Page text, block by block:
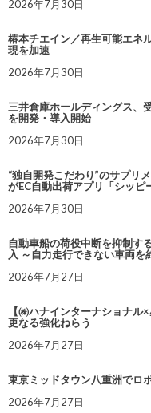
2026年7月30日
椿本チエイン／再生可能エネ
現を加速
2026年7月30日
三井倉庫ホールディングス、
を開発・導入開始
2026年7月30日
“独自開発こだわり”のサプリ
がEC自動出荷アプリ「シッピ
2026年7月30日
自動車船の荷役中断を抑制す
入 ～自力走行できない車両を
2026年7月27日
【㈱ハナインターナショナ
更なる強化ねらう
2026年7月27日
東京ミッドタウン八重洲でロ
2026年7月27日